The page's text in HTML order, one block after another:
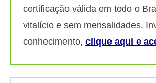
certificação válida em todo o
vitalício e sem mensalidades.
conhecimento, clique aqui e